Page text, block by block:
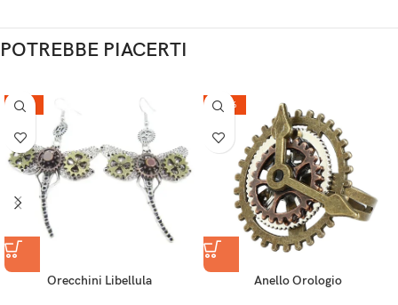
POTREBBE PIACERTI
-17%
Orecchini Libellula
-20%
Anello Orologio